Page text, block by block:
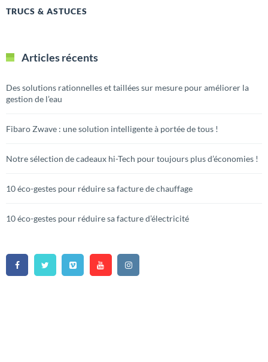
TRUCS & ASTUCES
Articles récents
Des solutions rationnelles et taillées sur mesure pour améliorer la
gestion de l’eau
Fibaro Zwave : une solution intelligente à portée de tous !
Notre sélection de cadeaux hi-Tech pour toujours plus d’économies !
10 éco-gestes pour réduire sa facture de chauffage
10 éco-gestes pour réduire sa facture d’électricité